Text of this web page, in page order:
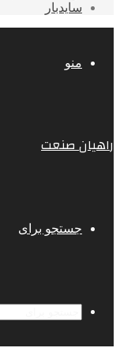
سایدبار
منو
راهیان صنعت
جستجو برای